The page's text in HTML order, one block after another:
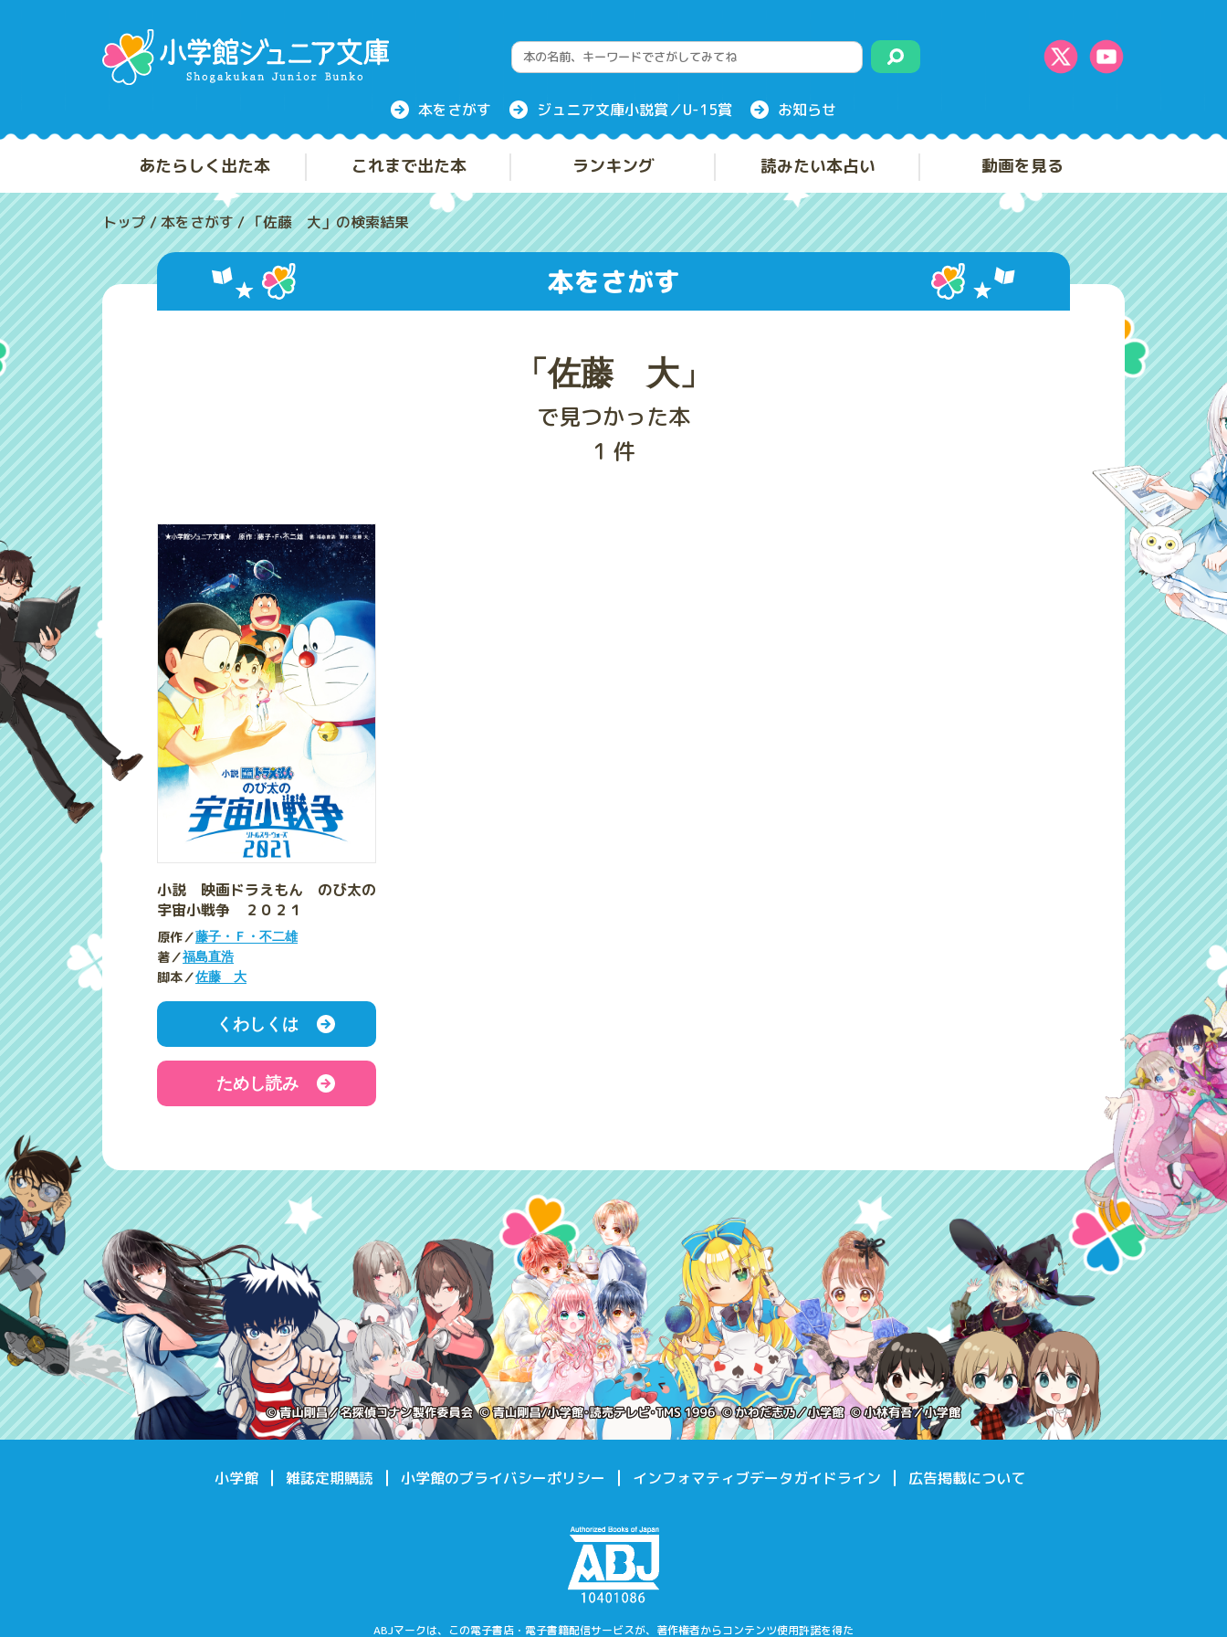
本をさがす ジュニア文庫小説賞／U-15賞 お知らせ
あたらしく出た本 これまで出た本 ランキング 読みたい本占い 動画を見る
トップ/本をさがす/「佐藤 大」の検索結果
本をさがす
「佐藤 大」
で見つかった本
1 件
小説 映画ドラえもん のび太の
宇宙小戦争 ２０２１
原作／藤子・Ｆ・不二雄
著／福島直浩
脚本／佐藤 大
くわしくは
ためし読み
小学館 雑誌定期購読 小学館のプライバシーポリシー インフォマティブデータガイドライン 広告掲載について
ABJマークは、この電子書店・電子書籍配信サービスが、著作権者からコンテンツ使用許諾を得た